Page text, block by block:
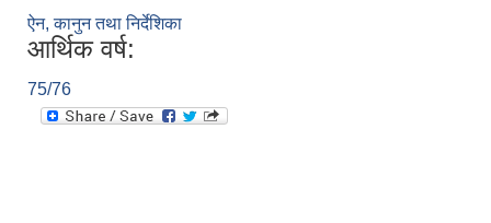
ऐन, कानुन तथा निर्देशिका
आर्थिक वर्ष:
75/76